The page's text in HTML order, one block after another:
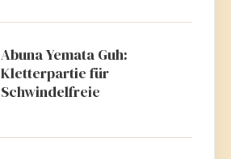
Abuna Yemata Guh:
Kletterpartie für
Schwindelfreie